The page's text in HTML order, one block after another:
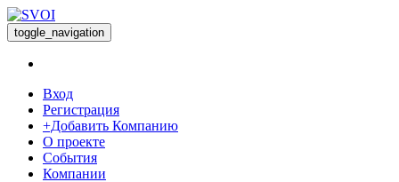
toggle_navigation
Вход
Регистрация
+Добавить Компанию
О проекте
События
Компании